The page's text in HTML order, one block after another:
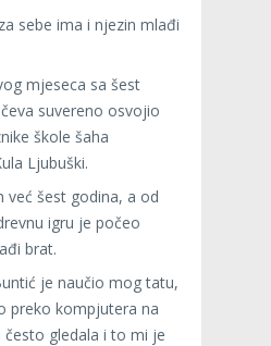
sebe ima i njezin mlađi
mjeseca sa šest
suvereno osvojio
škole šaha
Ljubuški.
već šest godina, a od
igru je počeo
brat.
je naučio mog tatu,
preko kompjutera na
često gledala i to mi je